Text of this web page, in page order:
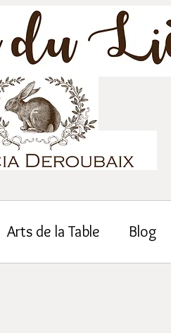
Arts de la Table Blog